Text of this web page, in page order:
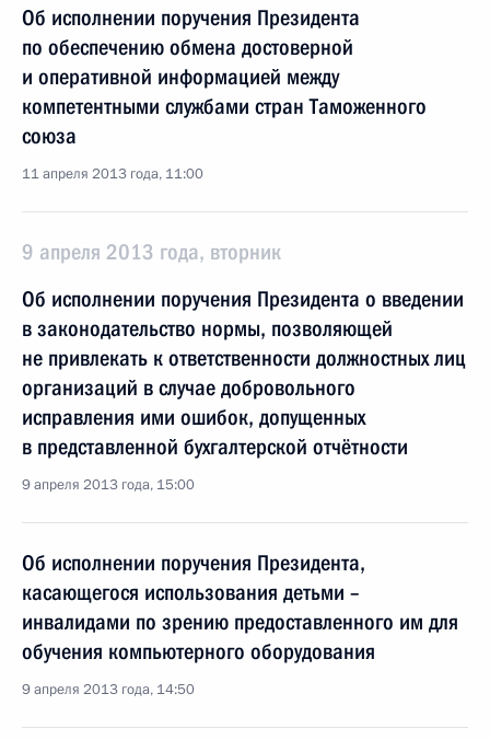
Об исполнении поручения Президента
по обеспечению обмена достоверной
и оперативной информацией между
компетентными службами стран Таможенного
союза
11 апреля 2013 года, 11:00
9 апреля 2013 года, вторник
Об исполнении поручения Президента о введении
в законодательство нормы, позволяющей
не привлекать к ответственности должностных лиц
организаций в случае добровольного
исправления ими ошибок, допущенных
в представленной бухгалтерской отчётности
9 апреля 2013 года, 15:00
Об исполнении поручения Президента,
касающегося использования детьми –
инвалидами по зрению предоставленного им для
обучения компьютерного оборудования
9 апреля 2013 года, 14:50